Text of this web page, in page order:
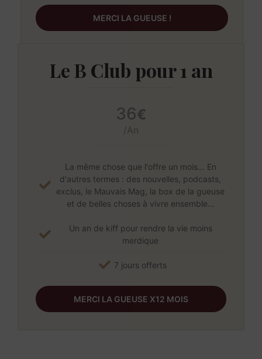
MERCI LA GUEUSE !
Le B Club pour 1 an
36€
/An
La même chose que l'offre un mois... En
d'autres termes : des nouvelles, podcasts,
exclus, le Mauvais Mag, la box de la gueuse
et de belles choses à vivre ensemble...
Un an de kiff pour rendre la vie moins
merdique
7 jours offerts
MERCI LA GUEUSE X12 MOIS